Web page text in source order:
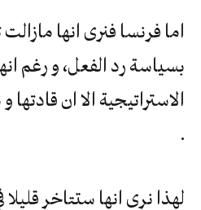
اما فرنسا فنرى انها
بسياسة رد الفعل، و رغم
الاستراتيجية الا ان
.
لهذا نرى انها ستتاخر